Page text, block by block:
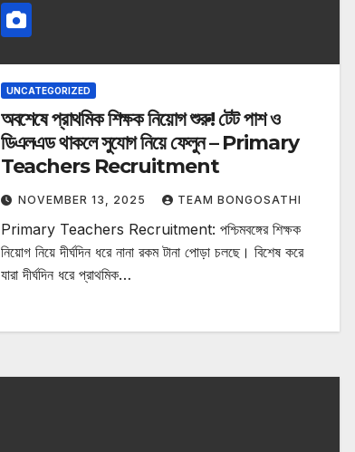
UNCATEGORIZED
অবশেষে প্রাথমিক শিক্ষক নিয়োগ শুরু! টেট পাশ ও
ডিএলএড থাকলে সুযোগ নিয়ে ফেলুন – Primary
Teachers Recruitment
NOVEMBER 13, 2025 TEAM BONGOSATHI
Primary Teachers Recruitment: পশ্চিমবঙ্গের শিক্ষক
নিয়োগ নিয়ে দীর্ঘদিন ধরে নানা রকম টানা পোড়া চলছে। বিশেষ করে
যারা দীর্ঘদিন ধরে প্রাথমিক…